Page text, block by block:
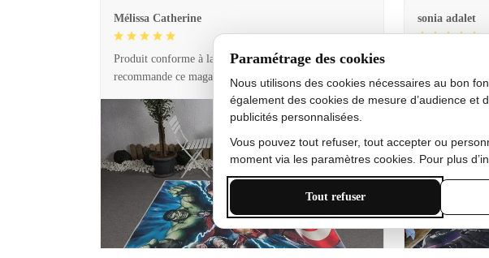
Mélissa Catherine
Produit conforme à la description et livraison rapide. Je
recommande ce magasin !
sonia adalet
bon état doux
Paramétrage des cookies
Nous utilisons des cookies nécessaires au bon
également des cookies de mesure d’audience
publicités personnalisées.
Vous pouvez tout refuser, tout accepter ou
moment via les paramètres cookies. Pour plus
Tout refuser